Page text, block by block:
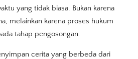
yang tidak biasa. Bukan karena
melainkan karena proses hukum
tahap pengosongan.
cerita yang berbeda dari